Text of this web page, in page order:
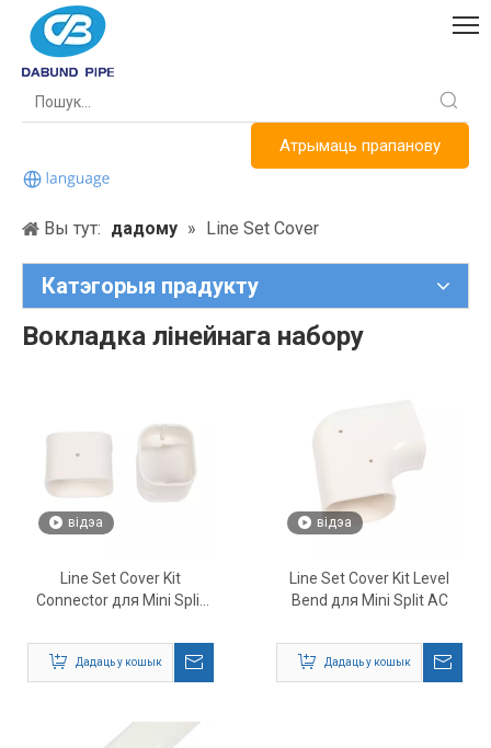
Атрымаць прапанову
Вы тут: дадому » Line Set Cover
Катэгорыя прадукту
Вокладка лінейнага набору
відэа
Line Set Cover Kit
Connector для Mini Split
Дадаць у кошык
відэа
Line Set Cover Kit Level
Bend для Mini Split AC
Дадаць у кошык